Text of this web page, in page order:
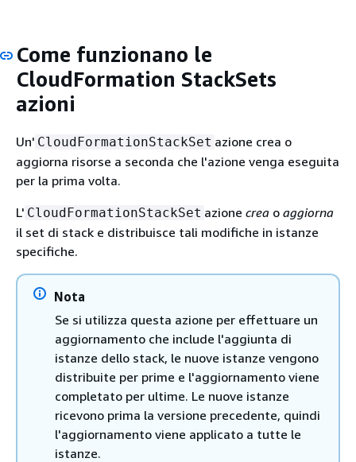
Come funzionano le
CloudFormation StackSets
azioni
Un' CloudFormationStackSet azione crea o
aggiorna risorse a seconda che l'azione venga eseguita
per la prima volta.
L' CloudFormationStackSet azione crea o aggiorna
il set di stack e distribuisce tali modifiche in istanze
specifiche.
Nota
Se si utilizza questa azione per effettuare un
aggiornamento che include l'aggiunta di
istanze dello stack, le nuove istanze vengono
distribuite per prime e l'aggiornamento viene
completato per ultime. Le nuove istanze
ricevono prima la versione precedente, quindi
l'aggiornamento viene applicato a tutte le
istanze.